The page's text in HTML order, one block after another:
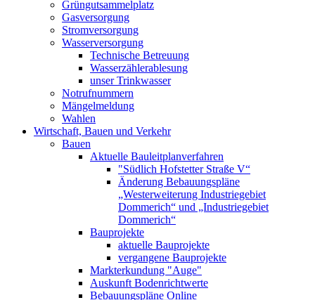
Grüngutsammelplatz
Gasversorgung
Stromversorgung
Wasserversorgung
Technische Betreuung
Wasserzählerablesung
unser Trinkwasser
Notrufnummern
Mängelmeldung
Wahlen
Wirtschaft, Bauen und Verkehr
Bauen
Aktuelle Bauleitplanverfahren
"Südlich Hofstetter Straße V“
Änderung Bebauungspläne
„Westerweiterung Industriegebiet
Dommerich“ und „Industriegebiet
Dommerich“
Bauprojekte
aktuelle Bauprojekte
vergangene Bauprojekte
Markterkundung "Auge"
Auskunft Bodenrichtwerte
Bebauungspläne Online